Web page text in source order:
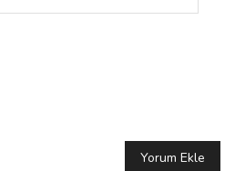
Yorum Ekle